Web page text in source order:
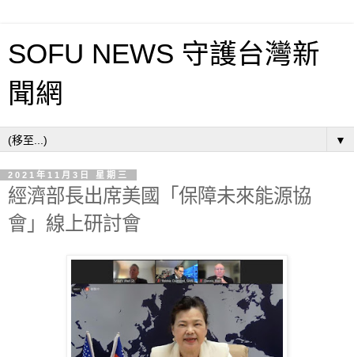
SOFU NEWS 守護台灣新
聞網
▼
2021年11月3日 星期三
經濟部長出席美國「保障未來能源協
會」線上研討會